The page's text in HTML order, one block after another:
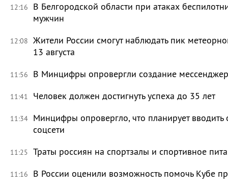
12:16
В Белгородской области при атаках
мужчин
12:08 Жители России смогут наблюдать пик
13 августа
11:56 В Минцифры опровергли создание
11:41 Человек должен достигнуть успеха до 35 лет
11:34 Минцифры опровергло, что планирует вводить
соцсети
11:25 Траты россиян на спортзалы и спортивное
11:16 В России оценили возможность помочь Кубе